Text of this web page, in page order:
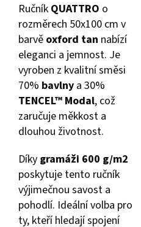
Ručník QUATTRO o
rozměrech 50x100 cm v
barvě oxford tan nabízí
eleganci a jemnost. Je
vyroben z kvalitní směsi
70% bavlny a 30%
TENCEL™ Modal, což
zaručuje měkkost a
dlouhou životnost.
Díky gramáži 600 g/m2
poskytuje tento ručník
výjimečnou savost a
pohodlí. Ideální volba pro
ty, kteří hledají spojení